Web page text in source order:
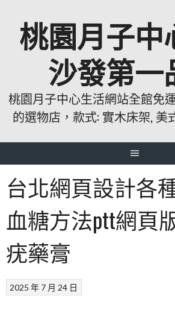
桃園月子中
沙發第一
桃園月子中心生活網站全館免
的選物店，款式: 實木床架, 美
台北網頁設計各
血糖方法ptt網頁
疣藥膏
2025 年 7 月 24 日